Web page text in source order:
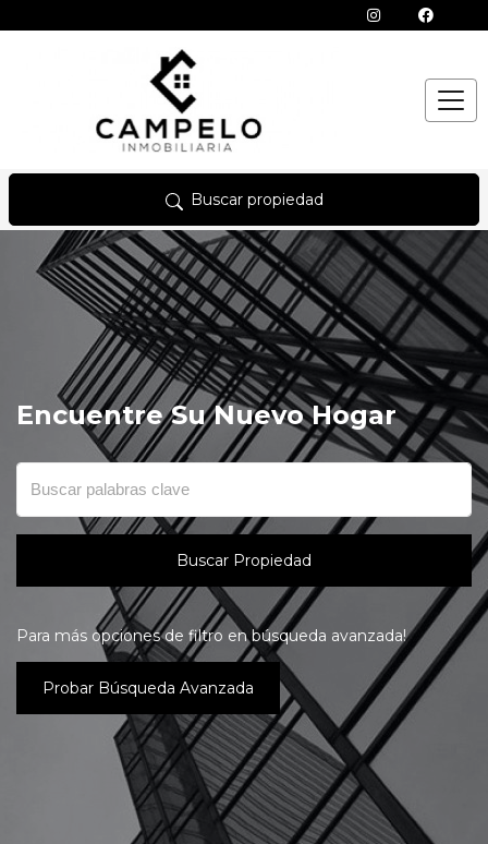
Buscar propiedad
Encuentre Su Nuevo Hogar
Buscar Propiedad
Para más opciones de filtro en búsqueda avanzada!
Probar Búsqueda Avanzada